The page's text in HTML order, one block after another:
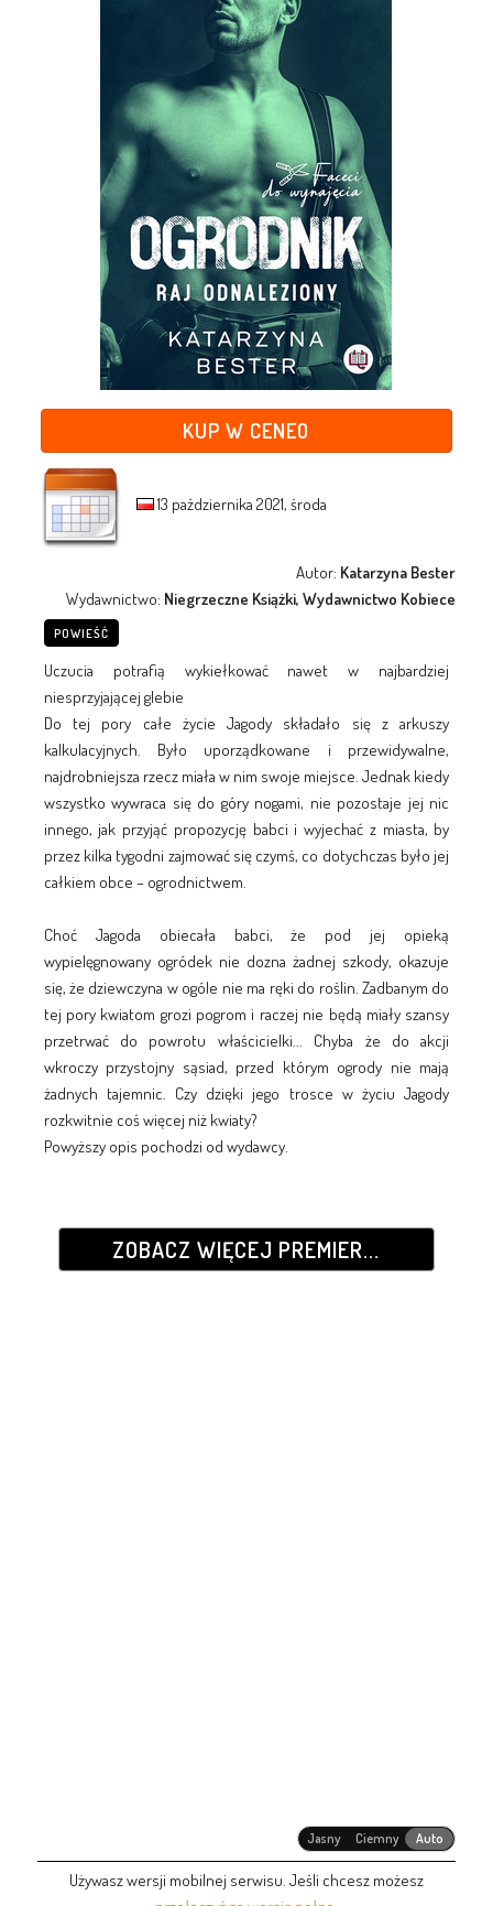
KUP W CENEO
13 października 2021, środa
Autor: Katarzyna Bester
Wydawnictwo: Niegrzeczne Książki, Wydawnictwo Kobiece
POWIEŚĆ
Uczucia potrafią wykiełkować nawet w najbardziej
niesprzyjającej glebie
Do tej pory całe życie Jagody składało się z arkuszy
kalkulacyjnych. Było uporządkowane i przewidywalne,
najdrobniejsza rzecz miała w nim swoje miejsce. Jednak kiedy
wszystko wywraca się do góry nogami, nie pozostaje jej nic
innego, jak przyjąć propozycję babci i wyjechać z miasta, by
przez kilka tygodni zajmować się czymś, co dotychczas było jej
całkiem obce – ogrodnictwem.
Choć Jagoda obiecała babci, że pod jej opieką
wypielęgnowany ogródek nie dozna żadnej szkody, okazuje
się, że dziewczyna w ogóle nie ma ręki do roślin. Zadbanym do
tej pory kwiatom grozi pogrom i raczej nie będą miały szansy
przetrwać do powrotu właścicielki... Chyba że do akcji
wkroczy przystojny sąsiad, przed którym ogrody nie mają
żadnych tajemnic. Czy dzięki jego trosce w życiu Jagody
rozkwitnie coś więcej niż kwiaty?
Powyższy opis pochodzi od wydawcy.
ZOBACZ WIĘCEJ PREMIER...
Jasny Ciemny Auto
Używasz wersji mobilnej serwisu. Jeśli chcesz możesz